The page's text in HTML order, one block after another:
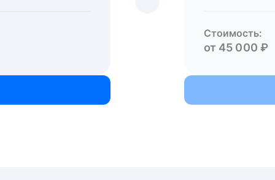
Стоимость:
от 45 000 ₽